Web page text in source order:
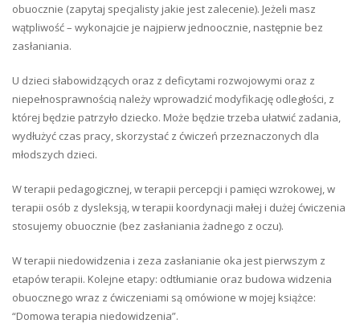
obuocznie (zapytaj specjalisty jakie jest zalecenie). Jeżeli masz
wątpliwość – wykonajcie je najpierw jednoocznie, następnie bez
zasłaniania.
U dzieci słabowidzących oraz z deficytami rozwojowymi oraz z
niepełnosprawnością należy wprowadzić modyfikację odległości, z
której będzie patrzyło dziecko. Może będzie trzeba ułatwić zadania,
wydłużyć czas pracy, skorzystać z ćwiczeń przeznaczonych dla
młodszych dzieci.
W terapii pedagogicznej, w terapii percepcji i pamięci wzrokowej, w
terapii osób z dysleksją, w terapii koordynacji małej i dużej ćwiczenia
stosujemy obuocznie (bez zasłaniania żadnego z oczu).
W terapii niedowidzenia i zeza zasłanianie oka jest pierwszym z
etapów terapii. Kolejne etapy: odtłumianie oraz budowa widzenia
obuocznego wraz z ćwiczeniami są omówione w mojej książce:
“Domowa terapia niedowidzenia”.